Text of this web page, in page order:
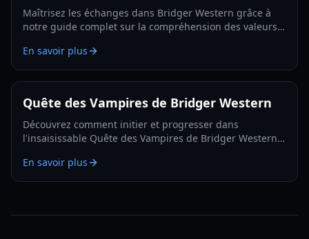
Maîtrisez les échanges dans Bridger Western grâce à
notre guide complet sur la compréhension des valeurs
décisions éclairées.
En savoir plus
Quête des Vampires de Bridger Western
Découvrez comment initier et progresser dans
l'insaisissable Quête des Vampires de Bridger Western,
trouver des apparitions cachées.
En savoir plus